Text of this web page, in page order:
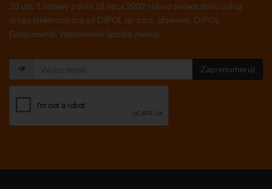
10 ust. 1 ustawy z dnia 18 lipca 2002 roku o świadczeniu usług
drogą elektroniczną od DIPOL sp. z o.o. (dawniej: DIPOL
Gołaszewski, Waśniowski Spółka Jawna)
Zaprenumeruj